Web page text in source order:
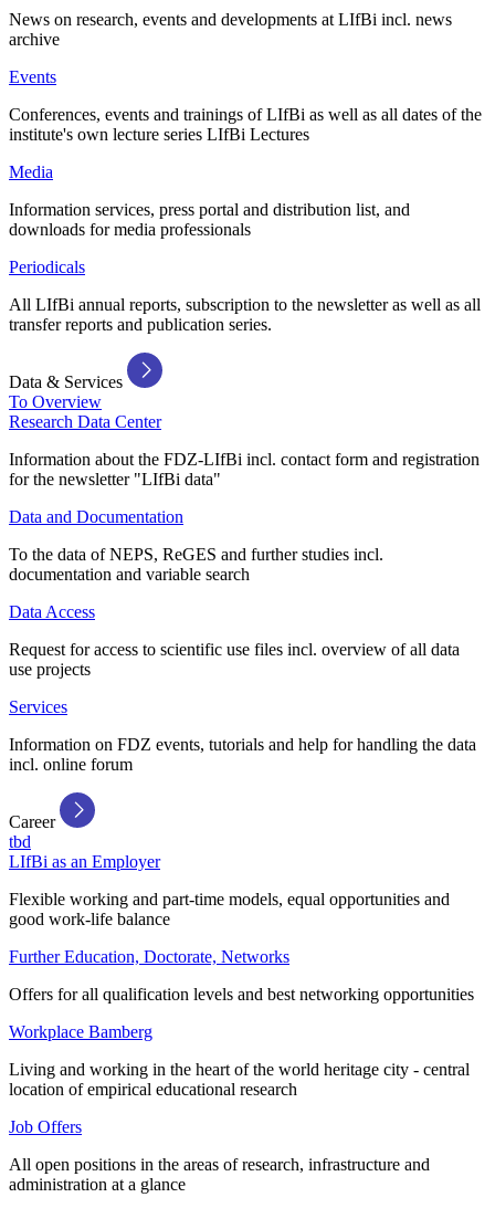
News on research, events and developments at LIfBi incl. news
archive
Events
Conferences, events and trainings of LIfBi as well as all dates of the
institute's own lecture series LIfBi Lectures
Media
Information services, press portal and distribution list, and
downloads for media professionals
Periodicals
All LIfBi annual reports, subscription to the newsletter as well as all
transfer reports and publication series.
Data & Services
To Overview
Research Data Center
Information about the FDZ-LIfBi incl. contact form and registration
for the newsletter "LIfBi data"
Data and Documentation
To the data of NEPS, ReGES and further studies incl.
documentation and variable search
Data Access
Request for access to scientific use files incl. overview of all data
use projects
Services
Information on FDZ events, tutorials and help for handling the data
incl. online forum
Career
tbd
LIfBi as an Employer
Flexible working and part-time models, equal opportunities and
good work-life balance
Further Education, Doctorate, Networks
Offers for all qualification levels and best networking opportunities
Workplace Bamberg
Living and working in the heart of the world heritage city - central
location of empirical educational research
Job Offers
All open positions in the areas of research, infrastructure and
administration at a glance